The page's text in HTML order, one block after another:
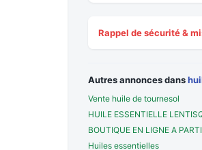
Rappel de sécurité &
Autres annonces dans
Vente huile de tournesol
HUILE ESSENTIELLE
BOUTIQUE EN LIGNE A
Huiles essentielles